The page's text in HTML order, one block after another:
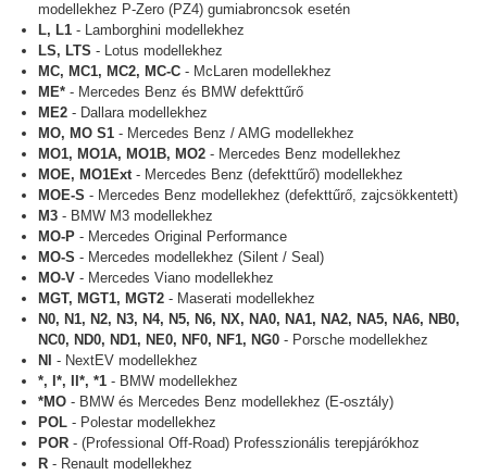
modellekhez P-Zero (PZ4) gumiabroncsok esetén
L, L1 - Lamborghini modellekhez
LS, LTS - Lotus modellekhez
MC, MC1, MC2, MC-C - McLaren modellekhez
ME* - Mercedes Benz és BMW defekttűrő
ME2 - Dallara modellekhez
MO, MO S1 - Mercedes Benz / AMG modellekhez
MO1, MO1A, MO1B, MO2 - Mercedes Benz modellekhez
MOE, MO1Ext- Mercedes Benz (defekttűrő) modellekhez
MOE-S - Mercedes Benz modellekhez (defekttűrő, zajcsökkentett)
M3 - BMW M3 modellekhez
MO-P - Mercedes Original Performance
MO-S - Mercedes modellekhez (Silent / Seal)
MO-V - Mercedes Viano modellekhez
MGT, MGT1, MGT2 - Maserati modellekhez
N0, N1, N2, N3, N4, N5, N6, NX, NA0, NA1, NA2, NA5, NA6, NB0,
NC0, ND0, ND1, NE0, NF0, NF1, NG0 - Porsche modellekhez
NI
- NextEV modellekhez
*, I*, II*, *1 - BMW modellekhez
*MO - BMW és Mercedes Benz modellekhez (E-osztály)
POL - Polestar modellekhez
POR - (Professional Off-Road) Professzionális terepjárókhoz
R - Renault modellekhez